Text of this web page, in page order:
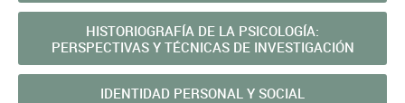
HISTORIOGRAFÍA DE LA PSICOLOGÍA:
PERSPECTIVAS Y TÉCNICAS DE INVESTIGACIÓN
IDENTIDAD PERSONAL Y SOCIAL